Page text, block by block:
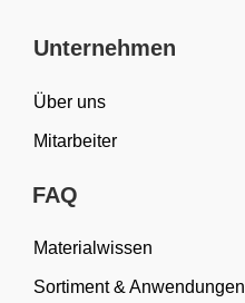
Unternehmen
Über uns
Mitarbeiter
FAQ
Materialwissen
Sortiment & Anwendungen